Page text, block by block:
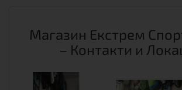
Магазин Екстрем
– Контакти и